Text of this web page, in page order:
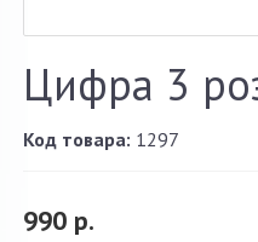
Цифра 3
Код товара: 1297
990 р.